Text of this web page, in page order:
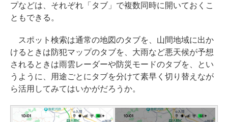
プなどは、それぞれ「タブ」で複数同時に開いておくこ
ともできる。
スポット検索は通常の地図のタブを、山間地域に出か
けるときは防犯マップのタブを、大雨など悪天候が予想
されるときは雨雲レーダーや防災モードのタブを、とい
うように、用途ごとにタブを分けて素早く切り替えなが
ら活用してみてはいかがだろうか。